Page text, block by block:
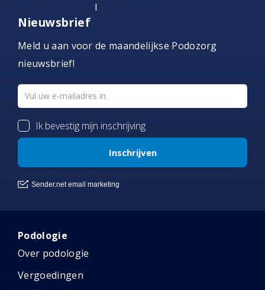
l
Nieuwsbrief
Meld u aan voor de maandelijkse Podozorg
nieuwsbrief!
Podologie
Over podologie
Vergoedingen